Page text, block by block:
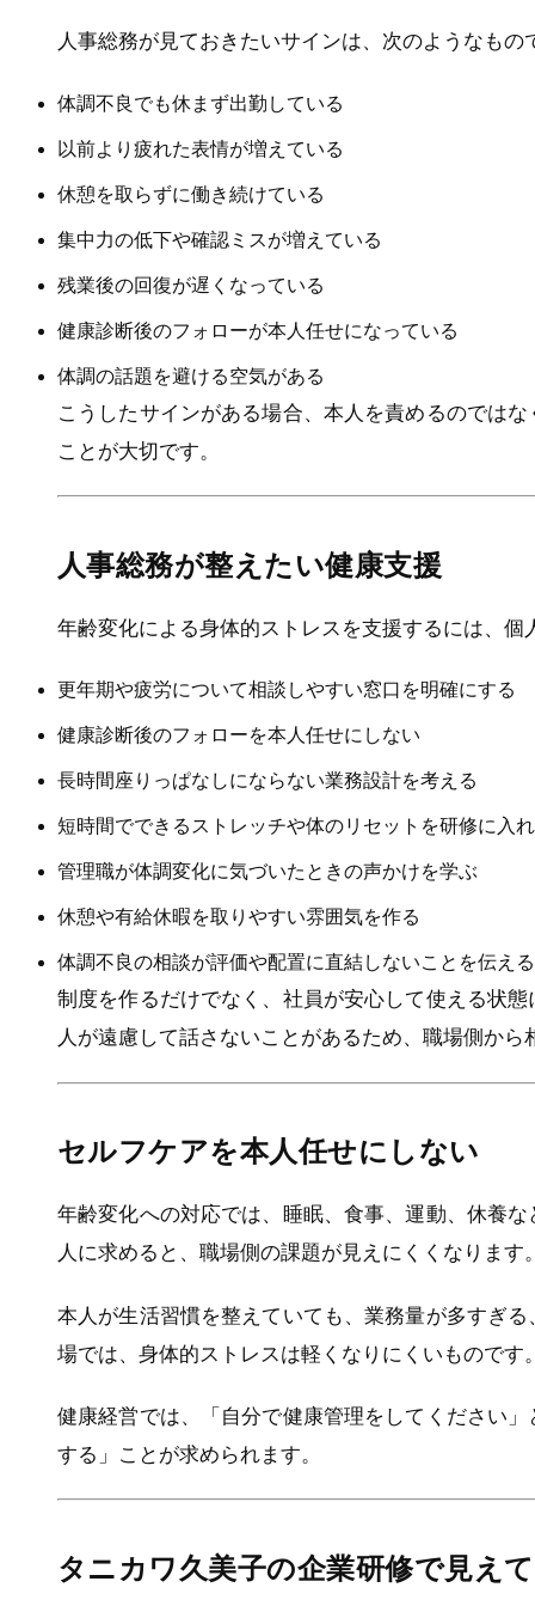
人事総務が見ておきたいサインは、次のようなもの
体調不良でも休まず出勤している
以前より疲れた表情が増えている
休憩を取らずに働き続けている
集中力の低下や確認ミスが増えている
残業後の回復が遅くなっている
健康診断後のフォローが本人任せになっている
体調の話題を避ける空気がある
こうしたサインがある場合、本人を責めるのでは
ことが大切です。
人事総務が整えたい健康支援
年齢変化による身体的ストレスを支援するには、
更年期や疲労について相談しやすい窓口を明確にする
健康診断後のフォローを本人任せにしない
長時間座りっぱなしにならない業務設計を考える
短時間でできるストレッチや体のリセットを研修に入
管理職が体調変化に気づいたときの声かけを学ぶ
休憩や有給休暇を取りやすい雰囲気を作る
体調不良の相談が評価や配置に直結しないことを伝える
制度を作るだけでなく、社員が安心して使える状
人が遠慮して話さないことがあるため、職場側か
セルフケアを本人任せにしない
年齢変化への対応では、睡眠、食事、運動、休養
人に求めると、職場側の課題が見えにくくなります
本人が生活習慣を整えていても、業務量が多すぎ
場では、身体的ストレスは軽くなりにくいものです
健康経営では、「自分で健康管理をしてください
する」ことが求められます。
タニカワ久美子の企業研修で見え